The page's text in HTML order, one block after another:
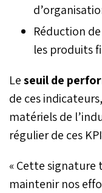
Réduction
les produits
Leseuil de
de ces
matériels de
régulier de ces
« Cette
maintenir nos